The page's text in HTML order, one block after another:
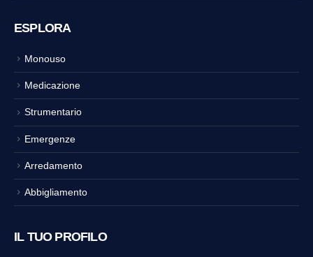
ESPLORA
Monouso
Medicazione
Strumentario
Emergenze
Arredamento
Abbigliamento
IL TUO PROFILO